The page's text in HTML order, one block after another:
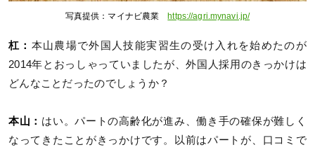
写真提供：マイナビ農業 https://agri.mynavi.jp/
杠： 本山農場で外国人技能実習生の受け入れを始めたのが
2014年とおっしゃっていましたが、外国人採用のきっかけは
どんなことだったのでしょうか？
本山： はい。パートの高齢化が進み、働き手の確保が難しく
なってきたことがきっかけです。以前はパートが、口コミで